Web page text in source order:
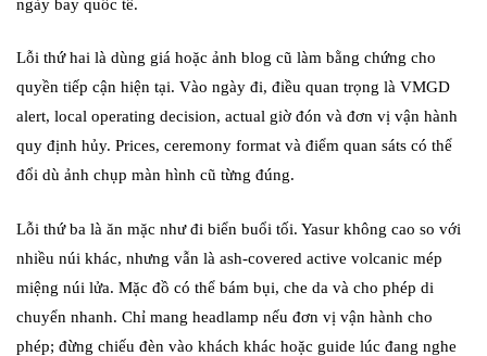
ngày bay quốc tế.
Lỗi thứ hai là dùng giá hoặc ảnh blog cũ làm bằng chứng cho
quyền tiếp cận hiện tại. Vào ngày đi, điều quan trọng là VMGD
alert, local operating decision, actual giờ đón và đơn vị vận hành
quy định hủy. Prices, ceremony format và điểm quan sáts có thể
đổi dù ảnh chụp màn hình cũ từng đúng.
Lỗi thứ ba là ăn mặc như đi biển buổi tối. Yasur không cao so với
nhiều núi khác, nhưng vẫn là ash-covered active volcanic mép
miệng núi lửa. Mặc đồ có thể bám bụi, che da và cho phép di
chuyển nhanh. Chỉ mang headlamp nếu đơn vị vận hành cho
phép; đừng chiếu đèn vào khách khác hoặc guide lúc đang nghe